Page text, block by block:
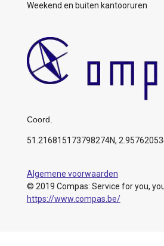
Weekend en buiten kantooruren
Coord.
51.216815173798274N,
Algemene voorwaarden
© 2019 Compas: Service for you,
https://www.compas.be/